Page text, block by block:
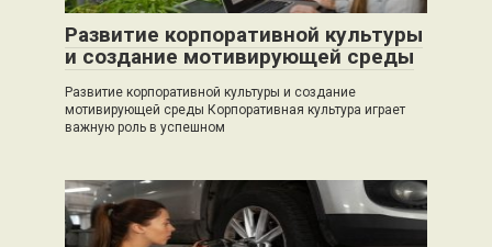
Развитие корпоративной культуры
и создание мотивирующей среды
Развитие корпоративной культуры и создание
мотивирующей среды Корпоративная культура играет
важную роль в успешном